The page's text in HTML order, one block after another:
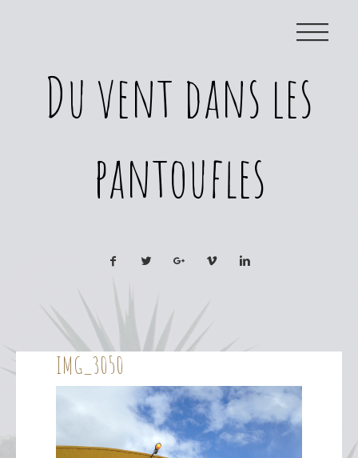
Du vent dans les
pantoufles
|||
IMG_3050